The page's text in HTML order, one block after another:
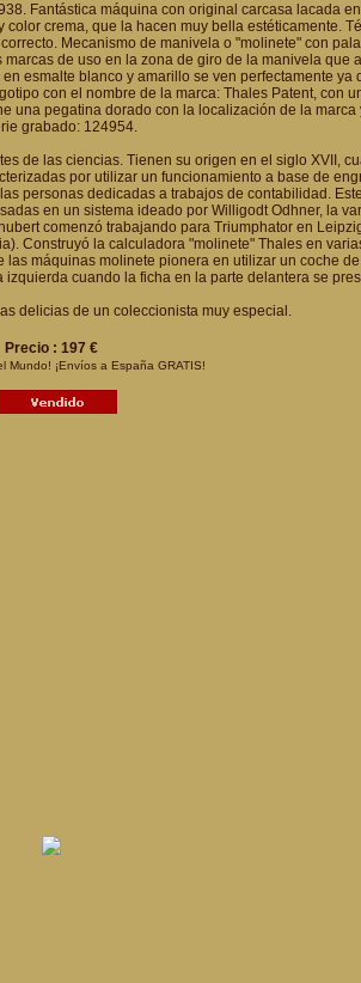
Fantástica máquina con original carcasa lacada
crema, que la hacen muy bella estéticamente.
Mecanismo de manivela o "molinete" con
de uso en la zona de giro de la manivela que
esmalte blanco y amarillo se ven perfectamente ya
con el nombre de la marca: Thales Patent, con
una pegatina dorado con la localización de la marca
grabado: 124954.
de las ciencias. Tienen su origen en el siglo XVII,
por utilizar un funcionamiento a base de
personas dedicadas a trabajos de contabilidad.
en un sistema ideado por Willigodt Odhner, la
comenzó trabajando para Triumphator en
Construyó la calculadora "molinete" Thales en
máquinas molinete pionera en utilizar un coche
cuando la ficha en la parte delantera se
delicias de un coleccionista muy especial.
Precio : 197 €
Mundo! ¡Envíos a España GRATIS!